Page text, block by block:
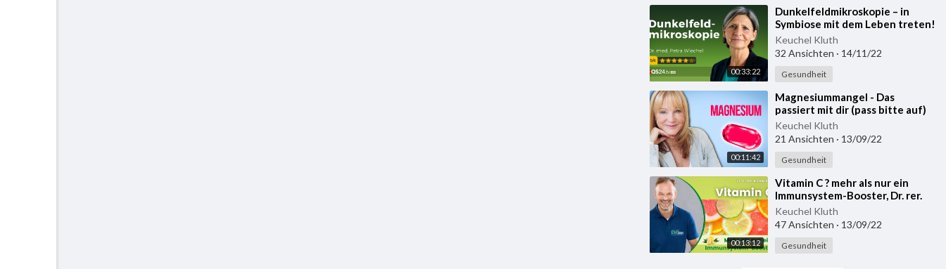
00:33:22
⁣Dunkelfeldmikroskopie – in
Symbiose mit dem Leben treten!
| Dr. med. Petra Wiechel | QS24
Keuchel Kluth
32 Ansichten · 14/11/22
Gesundheit
00:11:42
⁣Magnesiummangel - Das
passiert mit dir (pass bitte auf)
Keuchel Kluth
21 Ansichten · 13/09/22
Gesundheit
00:13:12
⁣Vitamin C ? mehr als nur ein
Immunsystem-Booster, Dr. rer.
nat. Markus Stark
Keuchel Kluth
47 Ansichten · 13/09/22
Gesundheit